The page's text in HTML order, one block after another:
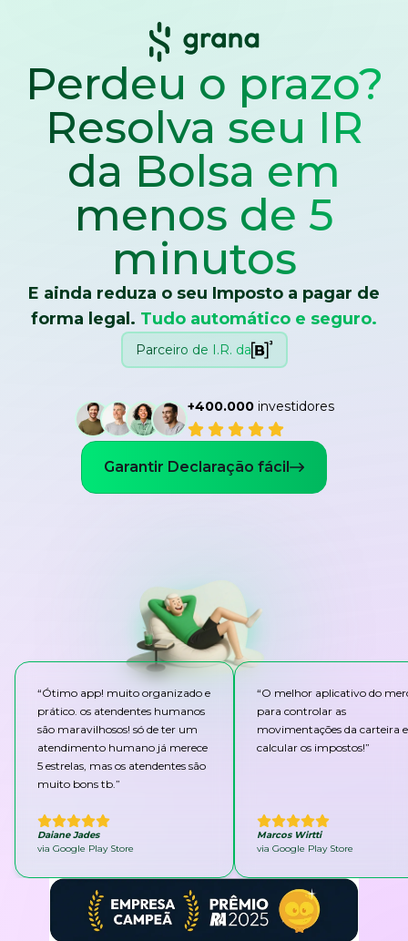
Perdeu o prazo?
Resolva seu IR
da Bolsa em
menos de 5
minutos
E ainda reduza o seu Imposto a pagar de
forma legal. Tudo automático e seguro.
Parceiro de I.R. da
+400.000investidores
Garantir Declaração fácil
“Ótimo app! muito organizado e
prático. os atendentes humanos
são maravilhosos! só de ter um
atendimento humano já merece
5 estrelas, mas os atendentes são
muito bons tb.”
Daiane Jades
via Google Play Store
“O melhor aplicativo do
para controlar as
movimentações da carteira e
calcular os impostos!”
Marcos Wirtti
via Google Play Store